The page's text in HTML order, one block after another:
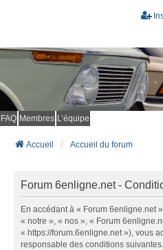
FAQ Membres L’équipe
Accueil Accueil du forum
Forum 6enligne.net -
En accédant à « Forum 6enligne.net
« notre », « nos », « Forum
« https://forum.6enligne.net »), vous
responsable des conditions